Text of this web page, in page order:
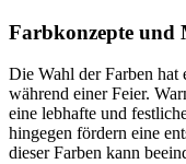
Farbkonzepte und
Die Wahl der Farben hat
während einer Feier.
eine lebhafte und
hingegen fördern eine
dieser Farben kann